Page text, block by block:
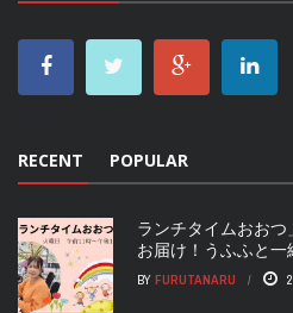
RECENT POPULAR
ランチタイムおお
お届け！うふふと
BY FURUTANARU